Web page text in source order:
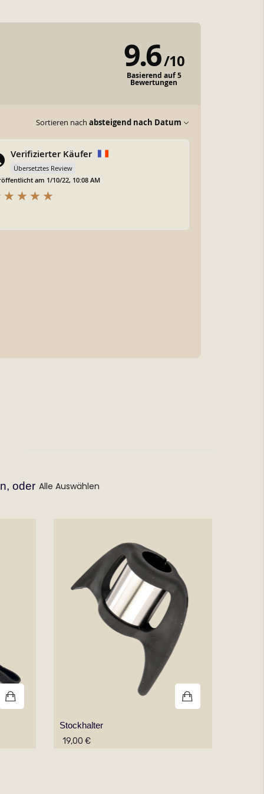
9.6/10
Basierend auf 5
Bewertungen
Sortieren nach absteigend nach Datum
Verifizierter Käufer
Übersetztes Review
am 1/10/22, 10:08 AM
oder Alle Auswählen
Stockhalter
19,00 €